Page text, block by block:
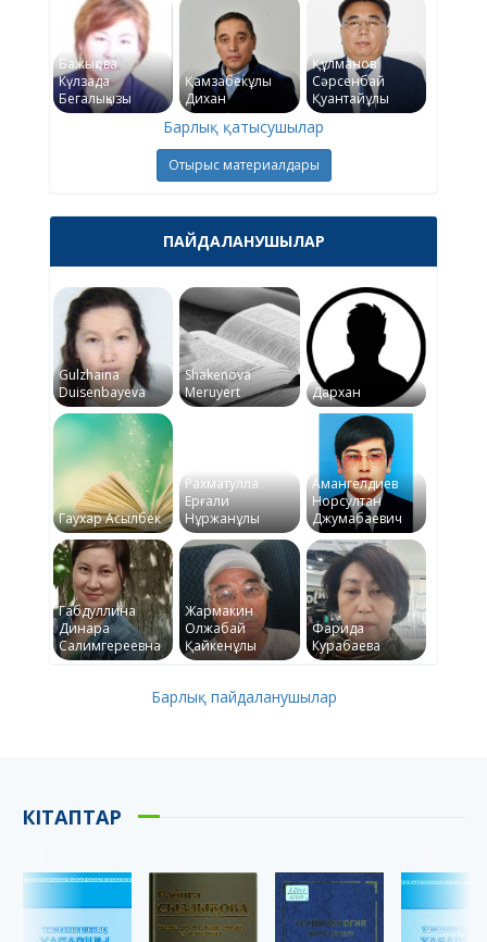
Бажықова
Күлзада
Бегалықызы
Қамзабекұлы
Дихан
Құлманов
Сәрсенбай
Қуантайұлы
Барлық қатысушылар
Отырыс материалдары
ПАЙДАЛАНУШЫЛАР
Gulzhaina
Duisenbayeva
Shakenova
Meruyert
Дархан
Гаухар Асылбек
Рахматулла
Ерғали
Нұржанұлы
Амангелдиев
Норсултан
Джумабаевич
Габдуллина
Динара
Салимгереевна
Жармакин
Олжабай
Қайкенұлы
Фарида
Курабаева
Барлық пайдаланушылар
КІТАПТАР